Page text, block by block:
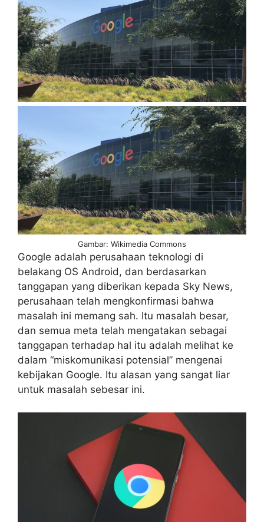
Gambar: Wikimedia Commons
Google adalah perusahaan teknologi di
belakang OS Android, dan berdasarkan
tanggapan yang diberikan kepada Sky News,
perusahaan telah mengkonfirmasi bahwa
masalah ini memang sah. Itu masalah besar,
dan semua meta telah mengatakan sebagai
tanggapan terhadap hal itu adalah melihat ke
dalam “miskomunikasi potensial” mengenai
kebijakan Google. Itu alasan yang sangat liar
untuk masalah sebesar ini.